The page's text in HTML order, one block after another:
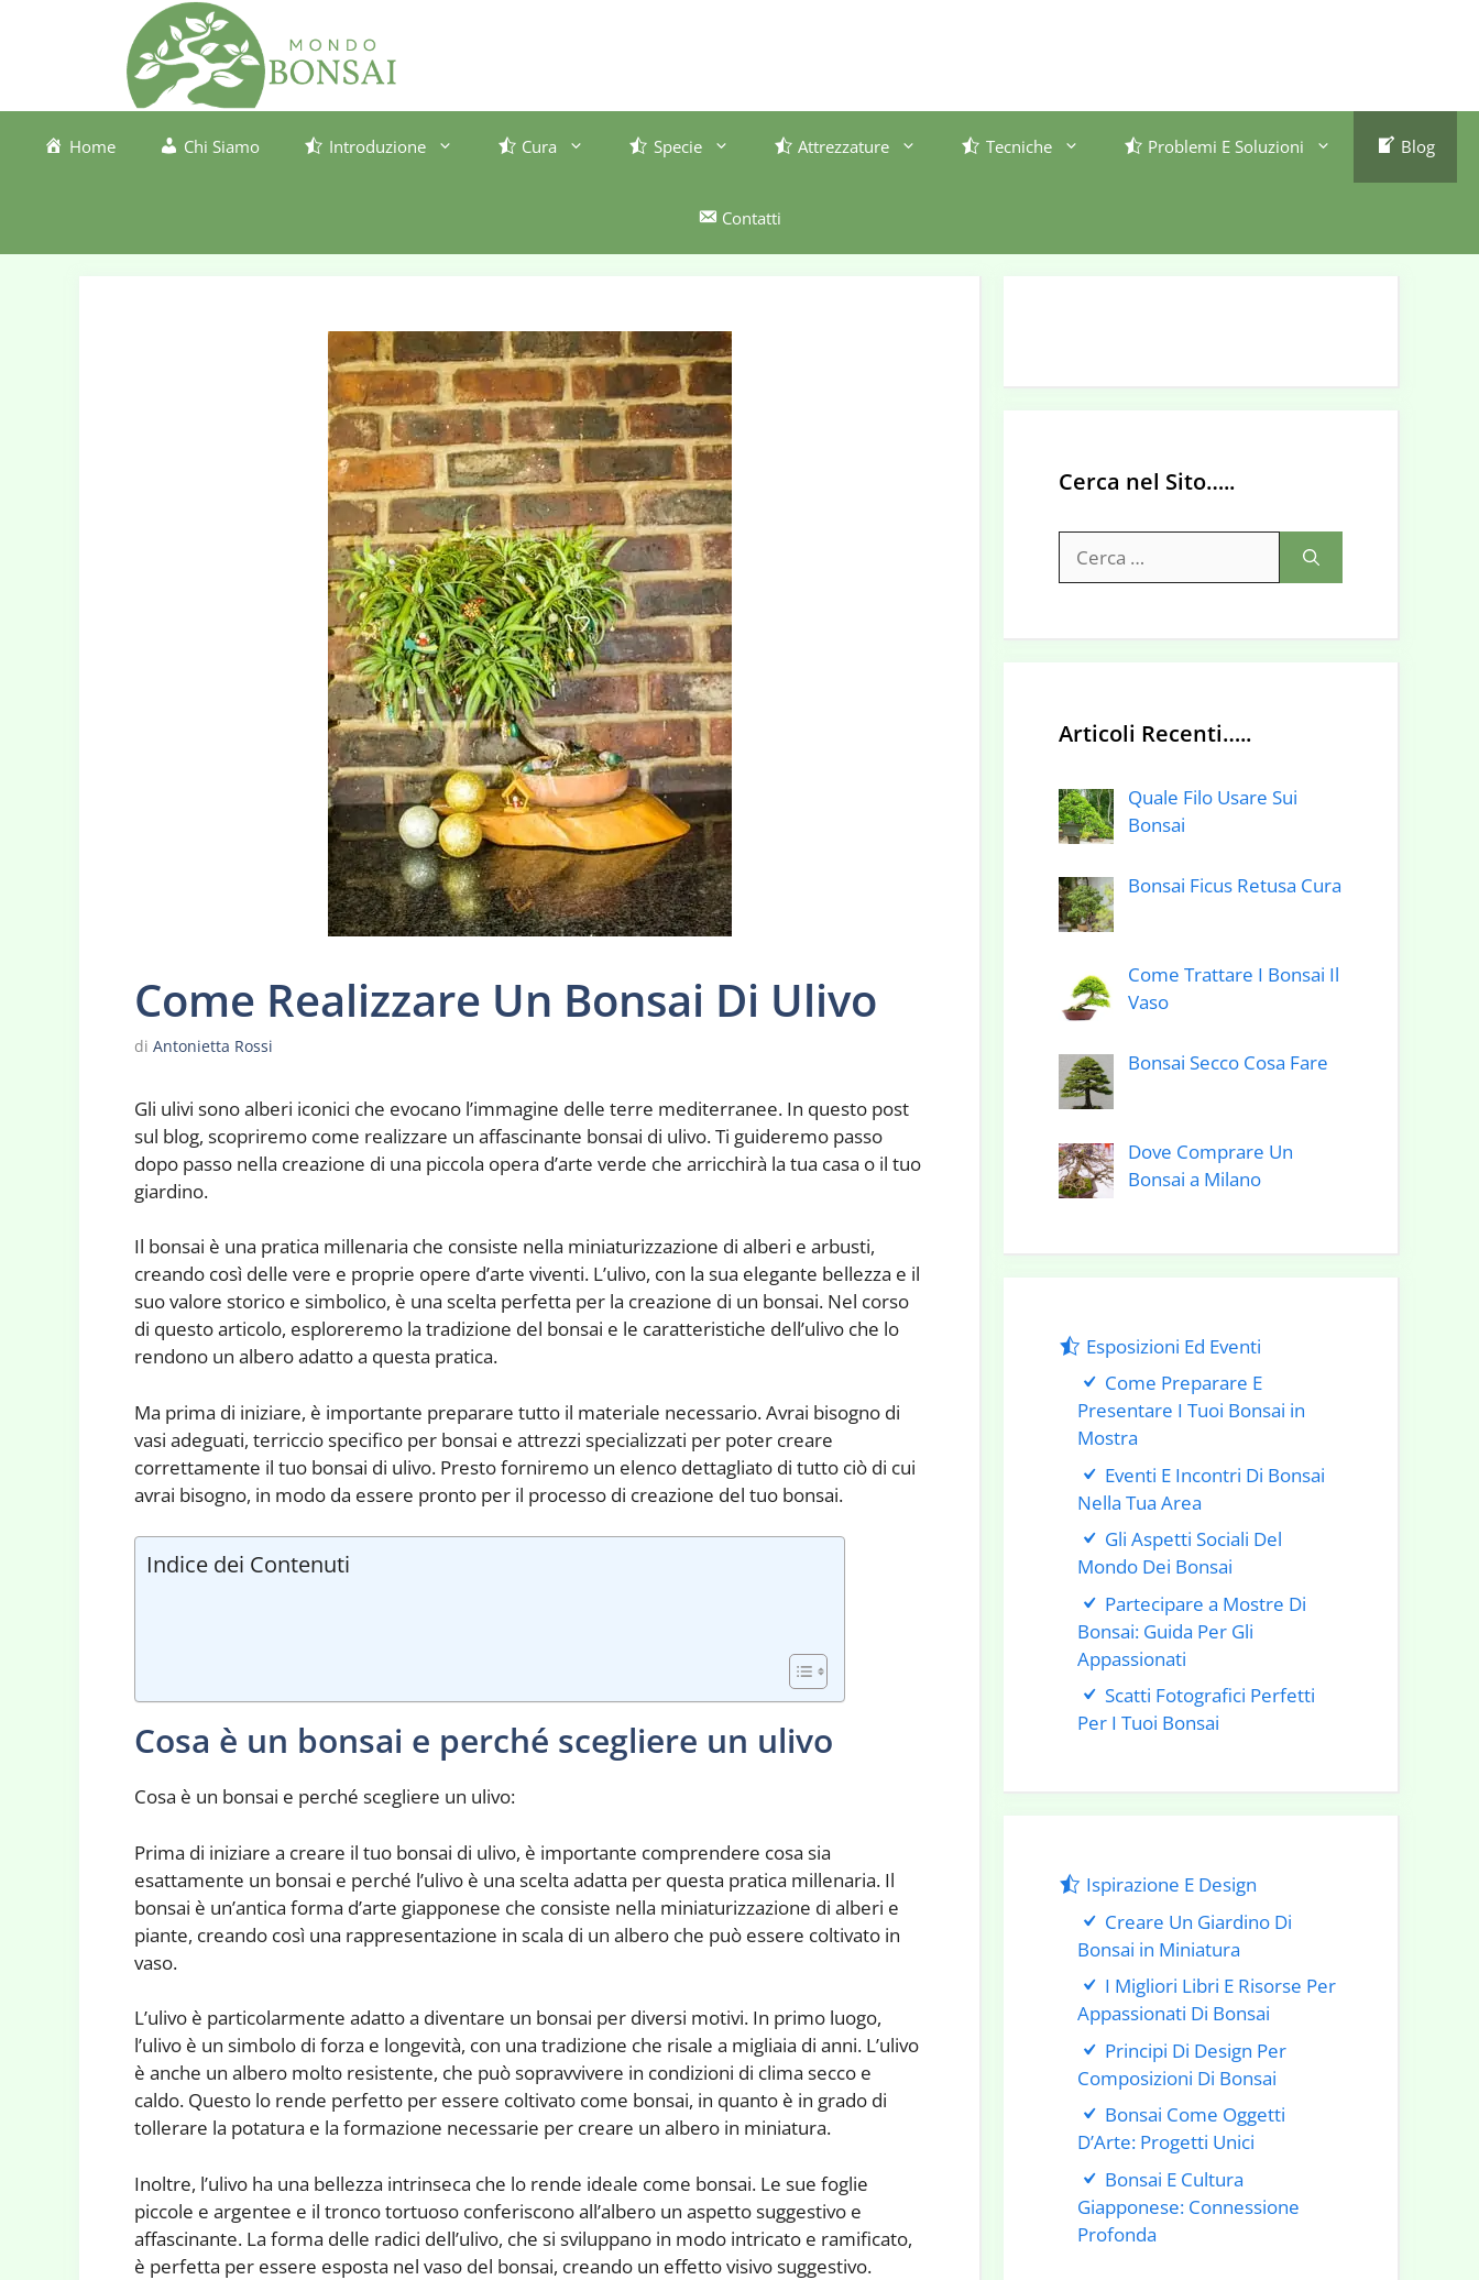
Home Chi Siamo Introduzione Cura Specie Attrezzature Tecniche Problemi E Soluzioni Blog
Contatti
Come Realizzare Un Bonsai Di Ulivo
di Antonietta Rossi
Gli ulivi sono alberi iconici che evocano l’immagine delle terre mediterranee. In questo post
sul blog, scopriremo come realizzare un affascinante bonsai di ulivo. Ti guideremo passo
dopo passo nella creazione di una piccola opera d’arte verde che arricchirà la tua casa o il tuo
giardino.
Il bonsai è una pratica millenaria che consiste nella miniaturizzazione di alberi e arbusti,
creando così delle vere e proprie opere d’arte viventi. L’ulivo, con la sua elegante bellezza e il
suo valore storico e simbolico, è una scelta perfetta per la creazione di un bonsai. Nel corso
di questo articolo, esploreremo la tradizione del bonsai e le caratteristiche dell’ulivo che lo
rendono un albero adatto a questa pratica.
Ma prima di iniziare, è importante preparare tutto il materiale necessario. Avrai bisogno di
vasi adeguati, terriccio specifico per bonsai e attrezzi specializzati per poter creare
correttamente il tuo bonsai di ulivo. Presto forniremo un elenco dettagliato di tutto ciò di cui
avrai bisogno, in modo da essere pronto per il processo di creazione del tuo bonsai.
Indice dei Contenuti
Cosa è un bonsai e perché scegliere un ulivo
Cosa è un bonsai e perché scegliere un ulivo:
Prima di iniziare a creare il tuo bonsai di ulivo, è importante comprendere cosa sia
esattamente un bonsai e perché l’ulivo è una scelta adatta per questa pratica millenaria. Il
bonsai è un’antica forma d’arte giapponese che consiste nella miniaturizzazione di alberi e
piante, creando così una rappresentazione in scala di un albero che può essere coltivato in
vaso.
L’ulivo è particolarmente adatto a diventare un bonsai per diversi motivi. In primo luogo,
l’ulivo è un simbolo di forza e longevità, con una tradizione che risale a migliaia di anni. L’ulivo
è anche un albero molto resistente, che può sopravvivere in condizioni di clima secco e
caldo. Questo lo rende perfetto per essere coltivato come bonsai, in quanto è in grado di
tollerare la potatura e la formazione necessarie per creare un albero in miniatura.
Inoltre, l’ulivo ha una bellezza intrinseca che lo rende ideale come bonsai. Le sue foglie
piccole e argentee e il tronco tortuoso conferiscono all’albero un aspetto suggestivo e
affascinante. La forma delle radici dell’ulivo, che si sviluppano in modo intricato e ramificato,
è perfetta per essere esposta nel vaso del bonsai, creando un effetto visivo suggestivo.
Cerca nel Sito…..
per:
Articoli Recenti…..
Quale Filo Usare Sui
Bonsai
Bonsai Ficus Retusa Cura
Come Trattare I Bonsai Il
Vaso
Bonsai Secco Cosa Fare
Dove Comprare Un
Bonsai a Milano
Esposizioni Ed Eventi
Come Preparare E
Presentare I Tuoi Bonsai in
Mostra
Eventi E Incontri Di Bonsai
Nella Tua Area
Gli Aspetti Sociali Del
Mondo Dei Bonsai
Partecipare a Mostre Di
Bonsai: Guida Per Gli
Appassionati
Scatti Fotografici Perfetti
Per I Tuoi Bonsai
Ispirazione E Design
Creare Un Giardino Di
Bonsai in Miniatura
I Migliori Libri E Risorse Per
Appassionati Di Bonsai
Principi Di Design Per
Composizioni Di Bonsai
Bonsai Come Oggetti
D’Arte: Progetti Unici
Bonsai E Cultura
Giapponese: Connessione
Profonda